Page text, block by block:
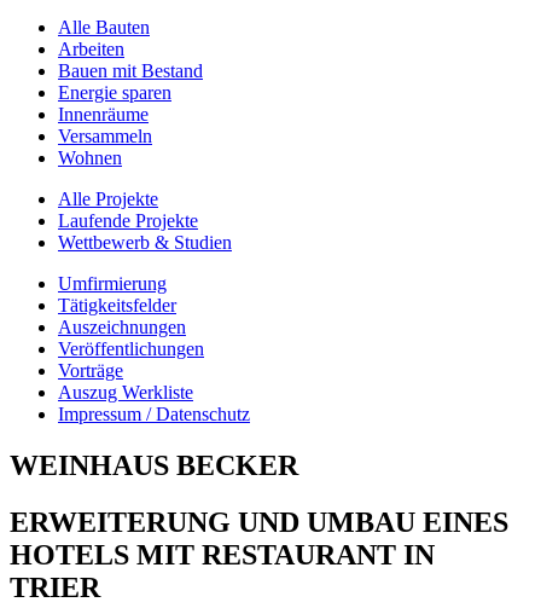
Alle Bauten
Arbeiten
Bauen mit Bestand
Energie sparen
Innenräume
Versammeln
Wohnen
Alle Projekte
Laufende Projekte
Wettbewerb & Studien
Umfirmierung
Tätigkeitsfelder
Auszeichnungen
Veröffentlichungen
Vorträge
Auszug Werkliste
Impressum / Datenschutz
WEINHAUS BECKER
ERWEITERUNG UND UMBAU EINES
HOTELS MIT RESTAURANT IN
TRIER